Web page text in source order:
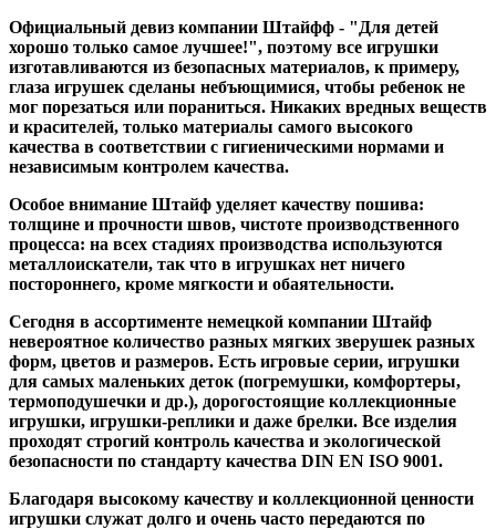
Официальный девиз компании Штайфф - "Для детей
хорошо только самое лучшее!", поэтому все игрушки
изготавливаются из безопасных материалов, к примеру,
глаза игрушек сделаны небъющимися, чтобы ребенок не
мог порезаться или пораниться. Никаких вредных веществ
и красителей, только материалы самого высокого
качества в соответствии с гигиеническими нормами и
независимым контролем качества.
Особое внимание Штайф уделяет качеству пошива:
толщине и прочности швов, чистоте производственного
процесса: на всех стадиях производства используются
металлоискатели, так что в игрушках нет ничего
постороннего, кроме мягкости и обаятельности.
Сегодня в ассортименте немецкой компании Штайф
невероятное количество разных мягких зверушек разных
форм, цветов и размеров. Есть игровые серии, игрушки
для самых маленьких деток (погремушки, комфортеры,
термоподушечки и др.), дорогостоящие коллекционные
игрушки, игрушки-реплики и даже брелки. Все изделия
проходят строгий контроль качества и экологической
безопасности по стандарту качества DIN EN ISO 9001.
Благодаря высокому качеству и коллекционной ценности
игрушки служат долго и очень часто передаются по